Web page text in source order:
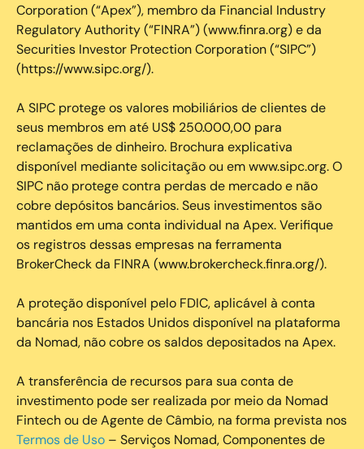
Corporation (“Apex”), membro da Financial Industry
Regulatory Authority (“FINRA”) (www.finra.org) e da
Securities Investor Protection Corporation (“SIPC”)
(https://www.sipc.org/).
A SIPC protege os valores mobiliários de clientes de
seus membros em até US$ 250.000,00 para
reclamações de dinheiro. Brochura explicativa
disponível mediante solicitação ou em www.sipc.org. O
SIPC não protege contra perdas de mercado e não
cobre depósitos bancários. Seus investimentos são
mantidos em uma conta individual na Apex. Verifique
os registros dessas empresas na ferramenta
BrokerCheck da FINRA (www.brokercheck.finra.org/).
A proteção disponível pelo FDIC, aplicável à conta
bancária nos Estados Unidos disponível na plataforma
da Nomad, não cobre os saldos depositados na Apex.
A transferência de recursos para sua conta de
investimento pode ser realizada por meio da Nomad
Fintech ou de Agente de Câmbio, na forma prevista nos
Termos de Uso – Serviços Nomad, Componentes de